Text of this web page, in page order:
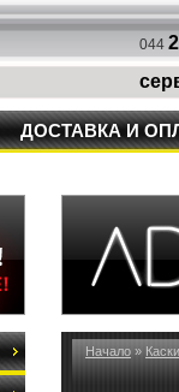
044
ДОСТАВКА И
Начало » Каски